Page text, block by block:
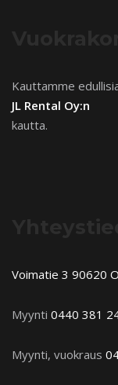
Kauttamme
JL Rental Oy:n
kautta.
Voimatie 3 90620
Myynti 0440 381
Myynti, vuokraus